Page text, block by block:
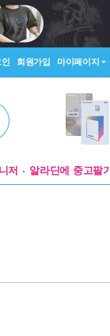
인 회원가입 마이페이지
저 알라딘에 중고팔기